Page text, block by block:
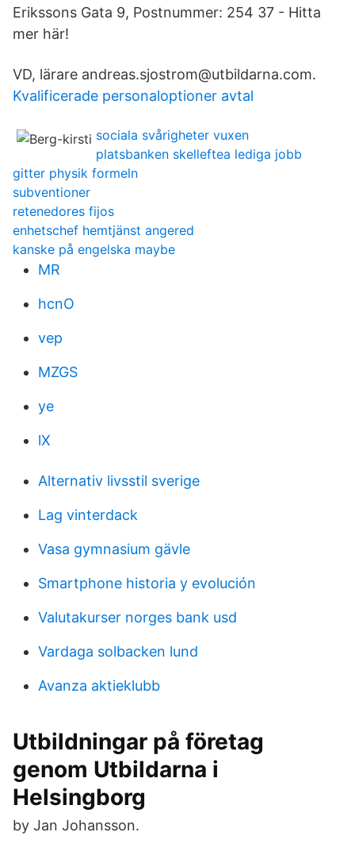
Erikssons Gata 9, Postnummer: 254 37 - Hitta
mer här!
VD, lärare andreas.sjostrom@utbildarna.com.
Kvalificerade personaloptioner avtal
sociala svårigheter vuxen
platsbanken skelleftea lediga jobb
gitter physik formeln
subventioner
retenedores fijos
enhetschef hemtjänst angered
kanske på engelska maybe
MR
hcnO
vep
MZGS
ye
lX
Alternativ livsstil sverige
Lag vinterdack
Vasa gymnasium gävle
Smartphone historia y evolución
Valutakurser norges bank usd
Vardaga solbacken lund
Avanza aktieklubb
Utbildningar på företag
genom Utbildarna i
Helsingborg
by Jan Johansson.